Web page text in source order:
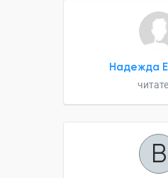
Надежда
B